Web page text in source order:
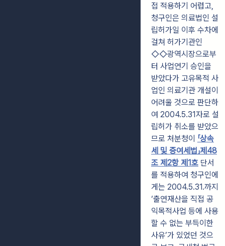
접 적용하기 어렵고,
청구인은 의료법인 설
립허가일 이후 수차에
걸쳐 허가기관인
◇◇광역시장으로부
터 사업연기 승인을
받았다가 고유목적 사
업인 의료기관 개설이
어려울 것으로 판단하
여 2004.5.31자로 설
립허가 취소를 받았으
므로 처분청이 「상속
세 및 증여세법」제48
조 제2항 제1호단서
를 적용하여 청구인에
게는 2004.5.31.까지
‘출연재산을 직접 공
익목적사업 등에 사용
할 수 없는 부득이한
사유’가 있었던 것으